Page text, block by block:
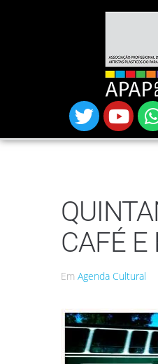
CAFÉ E
Em Agenda Cultural